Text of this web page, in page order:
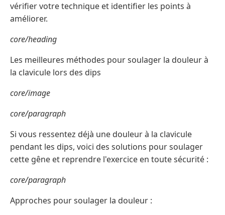
vérifier votre technique et identifier les points à
améliorer.
core/heading
Les meilleures méthodes pour soulager la douleur à
la clavicule lors des dips
core/image
core/paragraph
Si vous ressentez déjà une douleur à la clavicule
pendant les dips, voici des solutions pour soulager
cette gêne et reprendre l'exercice en toute sécurité :
core/paragraph
Approches pour soulager la douleur :